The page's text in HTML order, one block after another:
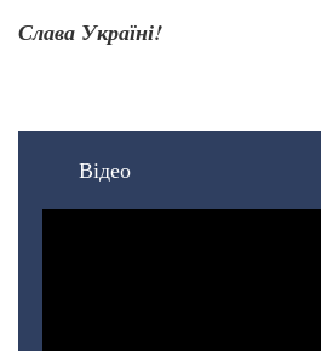
Слава Україні!
Відео